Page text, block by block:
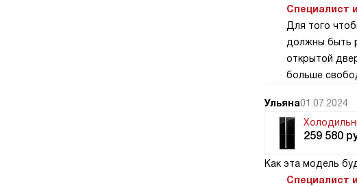
Специалист
Для того
должны быть
открытой
больше
Ульяна01.07.2024
259 580
Как эта модель
Специалист